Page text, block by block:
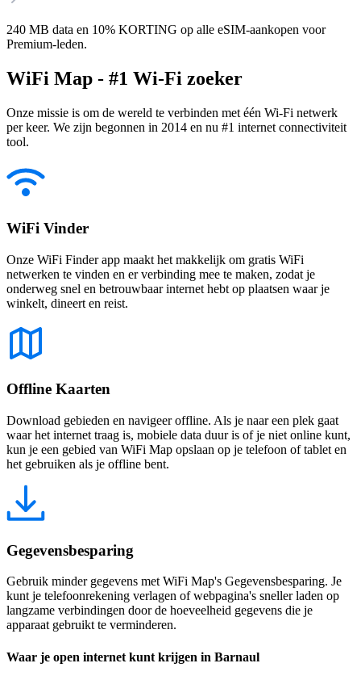
240 MB data en 10% KORTING op alle eSIM-aankopen voor
Premium-leden.
WiFi Map - #1 Wi-Fi zoeker
Onze missie is om de wereld te verbinden met één Wi-Fi netwerk
per keer. We zijn begonnen in 2014 en nu #1 internet connectiviteit
tool.
WiFi Vinder
Onze WiFi Finder app maakt het makkelijk om gratis WiFi
netwerken te vinden en er verbinding mee te maken, zodat je
onderweg snel en betrouwbaar internet hebt op plaatsen waar je
winkelt, dineert en reist.
Offline Kaarten
Download gebieden en navigeer offline. Als je naar een plek gaat
waar het internet traag is, mobiele data duur is of je niet online kunt,
kun je een gebied van WiFi Map opslaan op je telefoon of tablet en
het gebruiken als je offline bent.
Gegevensbesparing
Gebruik minder gegevens met WiFi Map's Gegevensbesparing. Je
kunt je telefoonrekening verlagen of webpagina's sneller laden op
langzame verbindingen door de hoeveelheid gegevens die je
apparaat gebruikt te verminderen.
Waar je open internet kunt krijgen in Barnaul